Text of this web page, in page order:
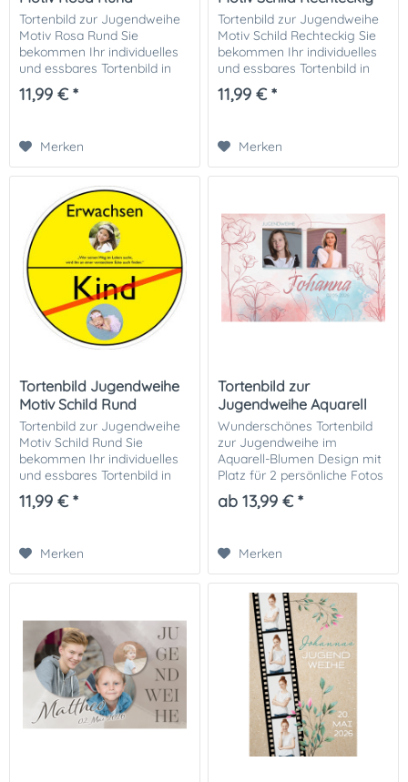
Tortenbild zur Jugendweihe
Motiv Rosa Rund Sie
bekommen Ihr individuelles
und essbares Tortenbild in
optimaler Qualität auf
Dekor-Plus Zuckerpapier
11,99 € *
Merken
Tortenbild zur Jugendweihe
Motiv Schild Rechteckig Sie
bekommen Ihr individuelles
und essbares Tortenbild in
optimaler Qualität auf
Dekor-Plus Zuckerpapier
11,99 € *
Merken
Tortenbild Jugendweihe
Motiv Schild Rund
Tortenbild zur Jugendweihe
Motiv Schild Rund Sie
bekommen Ihr individuelles
und essbares Tortenbild in
optimaler Qualität auf
Dekor-Plus Zuckerpapier
11,99 € *
Merken
Tortenbild zur
Jugendweihe Aquarell
Blumen
Wunderschönes Tortenbild
zur Jugendweihe im
Aquarell-Blumen Design mit
Platz für 2 persönliche Fotos
sowie Name und Datum.
Perfekt für eine individuelle
ab 13,99 € *
Merken